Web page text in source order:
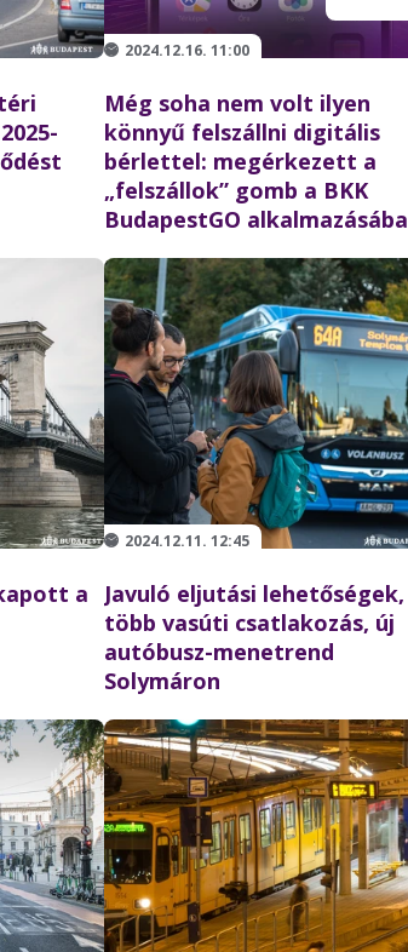
2024.12.16. 11:00
Még soha nem volt ilyen
könnyű felszállni digitális
bérlettel: megérkezett a
„felszállok” gomb a BKK
BudapestGO alkalmazásába
a
2024.12.11. 12:45
Javuló eljutási lehetőségek,
több vasúti csatlakozás, új
autóbusz-menetrend
Solymáron